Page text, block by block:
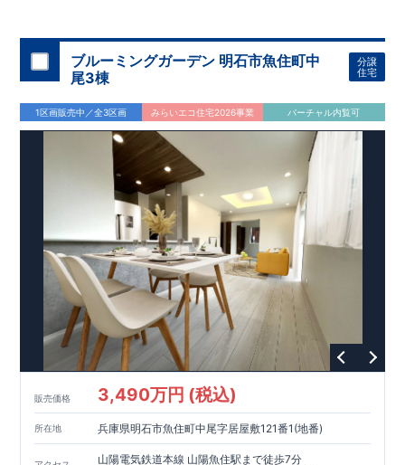
ブルーミングガーデン 明石市魚住町中
尾3棟
分譲
住宅
1区画販売中／全3区画 みらいエコ住宅2026事業 バーチャル内覧可
販売価格 3,490万円 (税込)
所在地 兵庫県明石市魚住町中尾字居屋敷121番1(地番)
山陽電気鉄道本線 山陽魚住駅まで徒歩7分